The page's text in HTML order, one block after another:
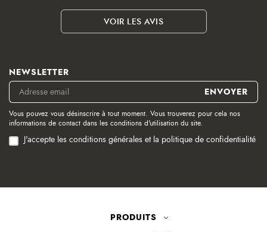
VOIR LES AVIS
NEWSLETTER
Vous pouvez vous désinscrire à tout moment. Vous trouverez pour cela nos
informations de contact dans les conditions d'utilisation du site.
J'accepte les conditions générales et la politique de confidentialité
PRODUITS